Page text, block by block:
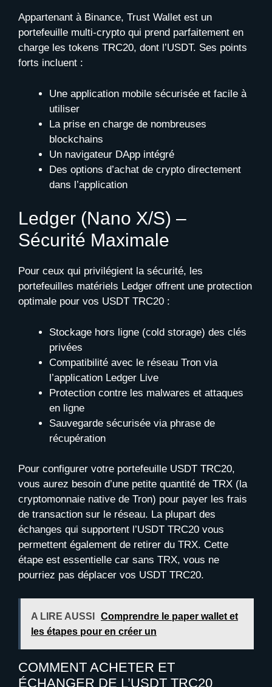
Appartenant à Binance, Trust Wallet est un
portefeuille multi-crypto qui prend parfaitement en
charge les tokens TRC20, dont l’USDT. Ses points
forts incluent :
Une application mobile sécurisée et facile à
utiliser
La prise en charge de nombreuses
blockchains
Un navigateur DApp intégré
Des options d’achat de crypto directement
dans l’application
Ledger (Nano X/S) –
Sécurité Maximale
Pour ceux qui privilégient la sécurité, les
portefeuilles matériels Ledger offrent une protection
optimale pour vos USDT TRC20 :
Stockage hors ligne (cold storage) des clés
privées
Compatibilité avec le réseau Tron via
l’application Ledger Live
Protection contre les malwares et attaques
en ligne
Sauvegarde sécurisée via phrase de
récupération
Pour configurer votre portefeuille USDT TRC20,
vous aurez besoin d’une petite quantité de TRX (la
cryptomonnaie native de Tron) pour payer les frais
de transaction sur le réseau. La plupart des
échanges qui supportent l’USDT TRC20 vous
permettent également de retirer du TRX. Cette
étape est essentielle car sans TRX, vous ne
pourriez pas déplacer vos USDT TRC20.
A LIRE AUSSI
Comprendre le paper wallet et
les étapes pour en créer un
COMMENT ACHETER ET
ÉCHANGER DE L’USDT TRC20